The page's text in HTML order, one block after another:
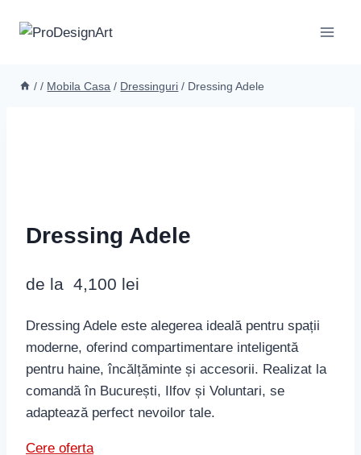
/ / Mobila Casa / Dressinguri / Dressing Adele
Dressing Adele
de la 4,100 lei
Dressing Adele este alegerea ideală pentru spații
moderne, oferind compartimentare inteligentă
pentru haine, încălțăminte și accesorii. Realizat la
comandă în București, Ilfov și Voluntari, se
adaptează perfect nevoilor tale.
Cere oferta